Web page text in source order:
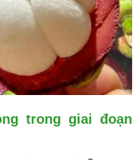
trong giai đoạn